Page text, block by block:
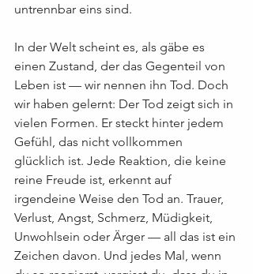
untrennbar eins sind.
In der Welt scheint es, als gäbe es
einen Zustand, der das Gegenteil von
Leben ist — wir nennen ihn Tod. Doch
wir haben gelernt: Der Tod zeigt sich in
vielen Formen. Er steckt hinter jedem
Gefühl, das nicht vollkommen
glücklich ist. Jede Reaktion, die keine
reine Freude ist, erkennt auf
irgendeine Weise den Tod an. Trauer,
Verlust, Angst, Schmerz, Müdigkeit,
Unwohlsein oder Ärger — all das ist ein
Zeichen davon. Und jedes Mal, wenn